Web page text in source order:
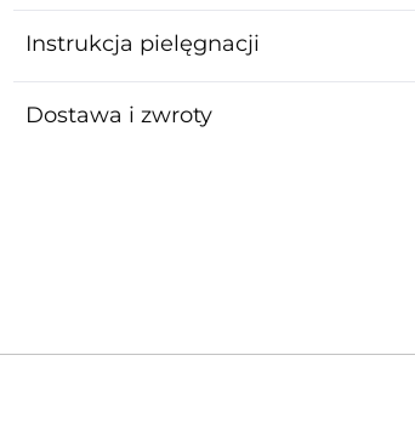
Instrukcja pielęgnacji
Dostawa i zwroty